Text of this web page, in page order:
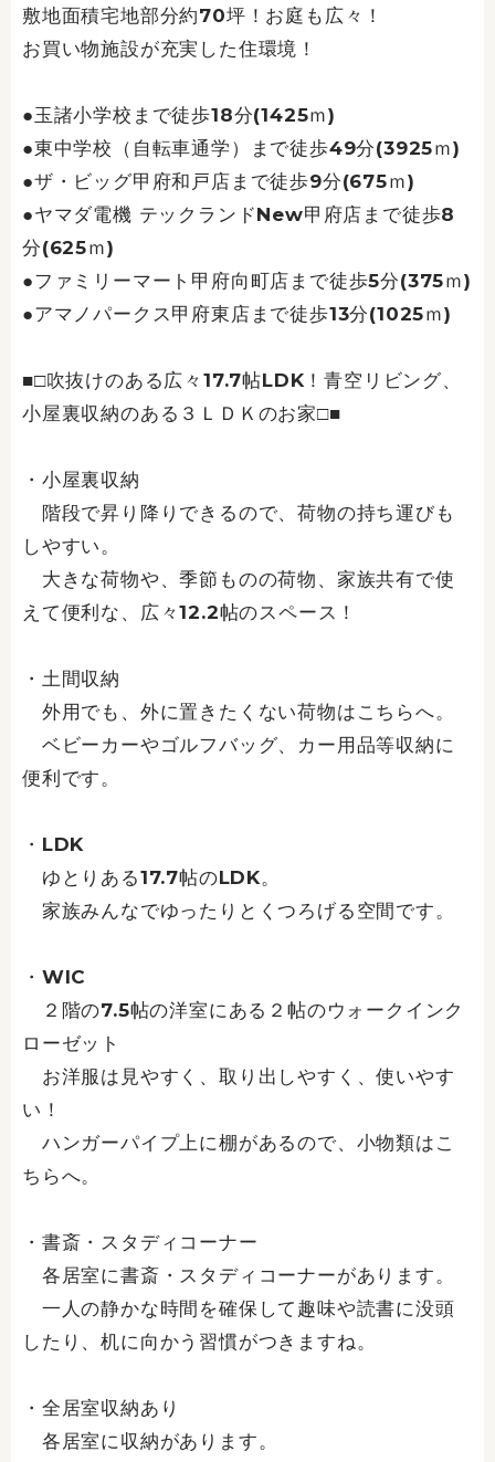
敷地面積宅地部分約70坪！お庭も広々！
お買い物施設が充実した住環境！
●玉諸小学校まで徒歩18分(1425ｍ)
●東中学校（自転車通学）まで徒歩49分(3925ｍ)
●ザ・ビッグ甲府和戸店まで徒歩9分(675ｍ)
●ヤマダ電機 テックランドNew甲府店まで徒歩8
分(625ｍ)
●ファミリーマート甲府向町店まで徒歩5分(375ｍ)
●アマノパークス甲府東店まで徒歩13分(1025ｍ)
■□吹抜けのある広々17.7帖LDK！青空リビング、
小屋裏収納のある３ＬＤＫのお家□■
・小屋裏収納
階段で昇り降りできるので、荷物の持ち運びも
しやすい。
大きな荷物や、季節ものの荷物、家族共有で使
えて便利な、広々12.2帖のスペース！
・土間収納
外用でも、外に置きたくない荷物はこちらへ。
ベビーカーやゴルフバッグ、カー用品等収納に
便利です。
・LDK
ゆとりある17.7帖のLDK。
家族みんなでゆったりとくつろげる空間です。
・WIC
２階の7.5帖の洋室にある２帖のウォークインク
ローゼット
お洋服は見やすく、取り出しやすく、使いやす
い！
ハンガーパイプ上に棚があるので、小物類はこ
ちらへ。
・書斎・スタディコーナー
各居室に書斎・スタディコーナーがあります。
一人の静かな時間を確保して趣味や読書に没頭
したり、机に向かう習慣がつきますね。
・全居室収納あり
各居室に収納があります。